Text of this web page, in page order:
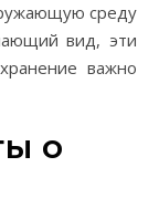
среду
вид, эти
важно
о